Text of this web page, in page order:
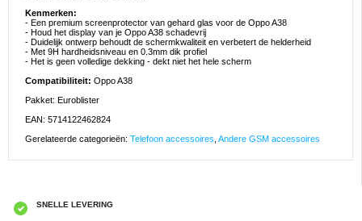
Kenmerken:
- Een premium screenprotector van gehard glas voor de Oppo A38
- Houd het display van je Oppo A38 schadevrij
- Duidelijk ontwerp behoudt de schermkwaliteit en verbetert de helderheid
- Met 9H hardheidsniveau en 0.3mm dik profiel
- Het is geen volledige dekking - dekt niet het hele scherm
Compatibiliteit: Oppo A38
Pakket: Euroblister
EAN: 5714122462824
Gerelateerde categorieën: Telefoon accessoires Andere GSM accessoires
SNELLE LEVERING